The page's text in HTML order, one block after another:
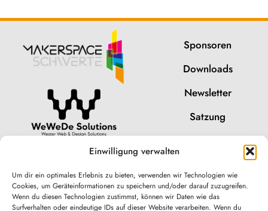
Einwilligung verwalten
Um dir ein optimales Erlebnis zu bieten, verwenden wir Technologien wie
Cookies, um Geräteinformationen zu speichern und/oder darauf zuzugreifen.
Wenn du diesen Technologien zustimmst, können wir Daten wie das
Surfverhalten oder eindeutige IDs auf dieser Website verarbeiten. Wenn du
Sponsoren
Downloads
Newsletter
Satzung
Impressum
Cookies